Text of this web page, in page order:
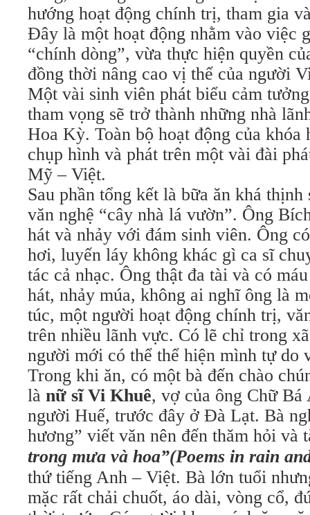
hướng hoạt động chính trị, tham gia
Đây là một hoạt động nhằm vào việc
“chính dòng”, vừa thực hiện quyền
đồng thời nâng cao vị thế của người
Một vài sinh viên phát biểu cảm
tham vọng sẽ trở thành những nhà
Hoa Kỳ. Toàn bộ hoạt động của khóa
chụp hình và phát trên một vài đài
Mỹ – Việt.
Sau phần tổng kết là bữa ăn khá thịnh
văn nghệ “cây nhà lá vườn”. Ông
hát và nhảy với đám sinh viên. Ông
hơi, luyến láy không khác gì ca sĩ
tác cả nhạc. Ông thật đa tài và có
hát, nhảy múa, không ai nghĩ ông là
túc, một người hoạt động chính trị,
trên nhiều lãnh vực. Có lẽ chỉ trong
người mới có thể thể hiện mình tự do
Trong khi ăn, có một bà đến chào
là nữ sĩ Vi Khuê, vợ của ông Chữ Bá
người Huế, trước đây ở Đà Lạt. Bà
hương” viết văn nên đến thăm hỏi và
trong mưa và hoa”(Poems in rain
thứ tiếng Anh – Việt. Bà lớn tuổi
mặc rất chải chuốt, áo dài, vòng cổ,